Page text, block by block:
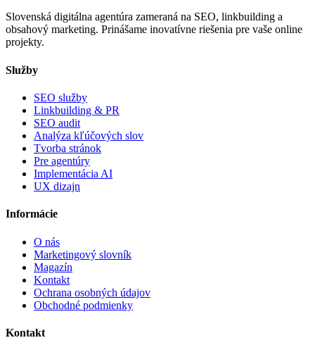
Slovenská digitálna agentúra zameraná na SEO, linkbuilding a
obsahový marketing. Prinášame inovatívne riešenia pre vaše online
projekty.
Služby
SEO služby
Linkbuilding & PR
SEO audit
Analýza kľúčových slov
Tvorba stránok
Pre agentúry
Implementácia AI
UX dizajn
Informácie
O nás
Marketingový slovník
Magazín
Kontakt
Ochrana osobných údajov
Obchodné podmienky
Kontakt